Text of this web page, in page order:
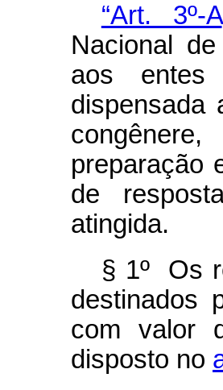
“Art. 3º-A
Nacional
aos entes
dispensada
preparação
de
atingida.
§ 1º Os
destinados
com valor
disposto no